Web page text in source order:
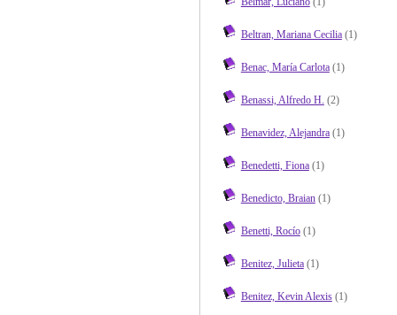
Beltran, Mariana Cecilia(1)
Benac, María Carlota(1)
Benassi, Alfredo H. (2)
Benavidez, Alejandra(1)
Benedetti, Fiona(1)
Benedicto, Braian(1)
Benetti, Rocío(1)
Benitez, Julieta(1)
Benitez, Kevin Alexis(1)